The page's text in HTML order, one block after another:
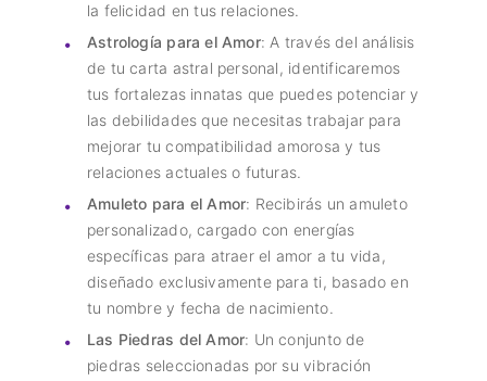
la felicidad en tus relaciones.
Astrología para el Amor: A través del análisis
de tu carta astral personal, identificaremos
tus fortalezas innatas que puedes potenciar y
las debilidades que necesitas trabajar para
mejorar tu compatibilidad amorosa y tus
relaciones actuales o futuras.
Amuleto para el Amor: Recibirás un amuleto
personalizado, cargado con energías
específicas para atraer el amor a tu vida,
diseñado exclusivamente para ti, basado en
tu nombre y fecha de nacimiento.
Las Piedras del Amor: Un conjunto de
piedras seleccionadas por su vibración